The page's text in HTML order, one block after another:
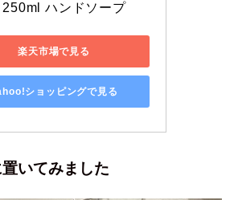
ハンドソープ
楽天市場で見る
ショッピングで見る
いてみました